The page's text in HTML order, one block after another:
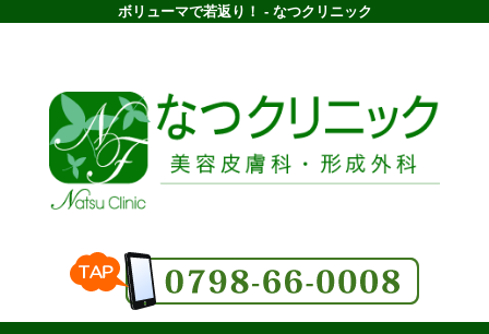
ボリューマで若返り！ - なつクリニック